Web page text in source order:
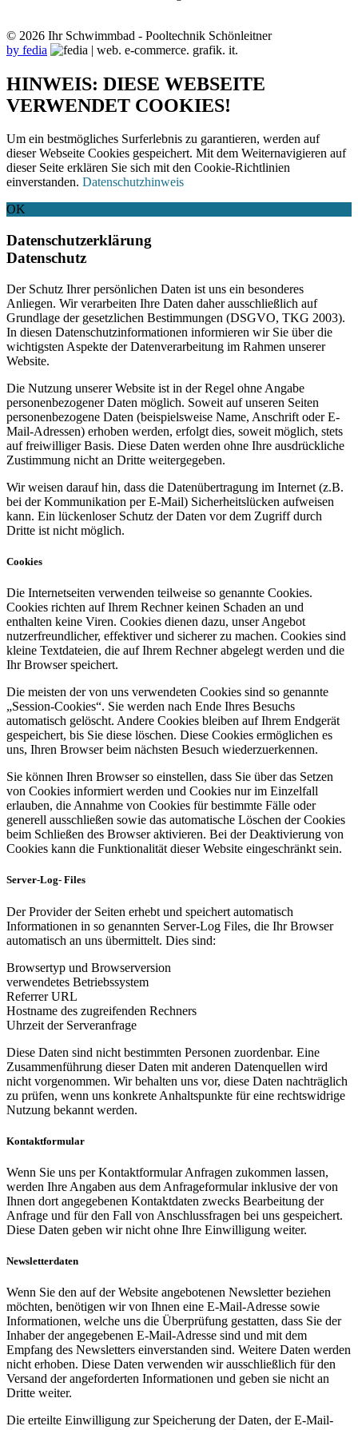
© 2026 Ihr Schwimmbad - Pooltechnik Schönleitner
by fedia
HINWEIS: DIESE WEBSEITE
VERWENDET COOKIES!
Um ein bestmögliches Surferlebnis zu garantieren, werden auf
dieser Webseite Cookies gespeichert. Mit dem Weiternavigieren auf
dieser Seite erklären Sie sich mit den Cookie-Richtlinien
einverstanden. Datenschutzhinweis
OK
Datenschutzerklärung
Datenschutz
Der Schutz Ihrer persönlichen Daten ist uns ein besonderes
Anliegen. Wir verarbeiten Ihre Daten daher ausschließlich auf
Grundlage der gesetzlichen Bestimmungen (DSGVO, TKG 2003).
In diesen Datenschutzinformationen informieren wir Sie über die
wichtigsten Aspekte der Datenverarbeitung im Rahmen unserer
Website.
Die Nutzung unserer Website ist in der Regel ohne Angabe
personenbezogener Daten möglich. Soweit auf unseren Seiten
personenbezogene Daten (beispielsweise Name, Anschrift oder E-
Mail-Adressen) erhoben werden, erfolgt dies, soweit möglich, stets
auf freiwilliger Basis. Diese Daten werden ohne Ihre ausdrückliche
Zustimmung nicht an Dritte weitergegeben.
Wir weisen darauf hin, dass die Datenübertragung im Internet (z.B.
bei der Kommunikation per E-Mail) Sicherheitslücken aufweisen
kann. Ein lückenloser Schutz der Daten vor dem Zugriff durch
Dritte ist nicht möglich.
Cookies
Die Internetseiten verwenden teilweise so genannte Cookies.
Cookies richten auf Ihrem Rechner keinen Schaden an und
enthalten keine Viren. Cookies dienen dazu, unser Angebot
nutzerfreundlicher, effektiver und sicherer zu machen. Cookies sind
kleine Textdateien, die auf Ihrem Rechner abgelegt werden und die
Ihr Browser speichert.
Die meisten der von uns verwendeten Cookies sind so genannte
„Session-Cookies“. Sie werden nach Ende Ihres Besuchs
automatisch gelöscht. Andere Cookies bleiben auf Ihrem Endgerät
gespeichert, bis Sie diese löschen. Diese Cookies ermöglichen es
uns, Ihren Browser beim nächsten Besuch wiederzuerkennen.
Sie können Ihren Browser so einstellen, dass Sie über das Setzen
von Cookies informiert werden und Cookies nur im Einzelfall
erlauben, die Annahme von Cookies für bestimmte Fälle oder
generell ausschließen sowie das automatische Löschen der Cookies
beim Schließen des Browser aktivieren. Bei der Deaktivierung von
Cookies kann die Funktionalität dieser Website eingeschränkt sein.
Server-Log- Files
Der Provider der Seiten erhebt und speichert automatisch
Informationen in so genannten Server-Log Files, die Ihr Browser
automatisch an uns übermittelt. Dies sind:
Browsertyp und Browserversion
verwendetes Betriebssystem
Referrer URL
Hostname des zugreifenden Rechners
Uhrzeit der Serveranfrage
Diese Daten sind nicht bestimmten Personen zuordenbar. Eine
Zusammenführung dieser Daten mit anderen Datenquellen wird
nicht vorgenommen. Wir behalten uns vor, diese Daten nachträglich
zu prüfen, wenn uns konkrete Anhaltspunkte für eine rechtswidrige
Nutzung bekannt werden.
Kontaktformular
Wenn Sie uns per Kontaktformular Anfragen zukommen lassen,
werden Ihre Angaben aus dem Anfrageformular inklusive der von
Ihnen dort angegebenen Kontaktdaten zwecks Bearbeitung der
Anfrage und für den Fall von Anschlussfragen bei uns gespeichert.
Diese Daten geben wir nicht ohne Ihre Einwilligung weiter.
Newsletterdaten
Wenn Sie den auf der Website angebotenen Newsletter beziehen
möchten, benötigen wir von Ihnen eine E-Mail-Adresse sowie
Informationen, welche uns die Überprüfung gestatten, dass Sie der
Inhaber der angegebenen E-Mail-Adresse sind und mit dem
Empfang des Newsletters einverstanden sind. Weitere Daten werden
nicht erhoben. Diese Daten verwenden wir ausschließlich für den
Versand der angeforderten Informationen und geben sie nicht an
Dritte weiter.
Die erteilte Einwilligung zur Speicherung der Daten, der E-Mail-